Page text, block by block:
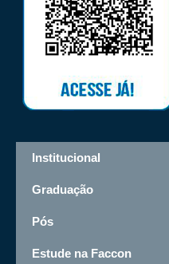
Institucional
Graduação
Pós
Estude na Faccon